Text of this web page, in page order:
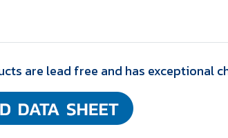
are lead free and has exceptional